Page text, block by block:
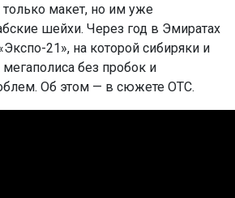
макет, но им уже
шейхи. Через год в Эмиратах
21», на которой сибиряки и
без пробок и
Об этом — в сюжете ОТС.